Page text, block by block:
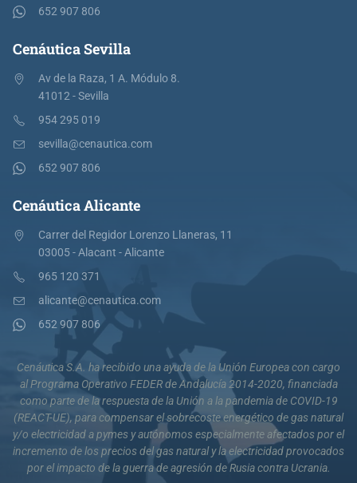
652 907 806
Cenáutica Sevilla
Av de la Raza, 1 A. Módulo 8.
41012 - Sevilla
954 295 019
sevilla@cenautica.com
652 907 806
Cenáutica Alicante
Carrer del Regidor Lorenzo Llaneras, 11
03005 - Alacant - Alicante
965 120 371
alicante@cenautica.com
652 907 806
Cenáutica S.A. ha recibido una ayuda de la Unión Europea con cargo
al Programa Operativo FEDER de Andalucía 2014-2020, financiada
como parte de la respuesta de la Unión a la pandemia de COVID-19
(REACT-UE), para compensar el sobrecoste energético de gas natural
y/o electricidad a pymes y autónomos especialmente afectados por el
incremento de los precios del gas natural y la electricidad provocados
por el impacto de la guerra de agresión de Rusia contra Ucrania.